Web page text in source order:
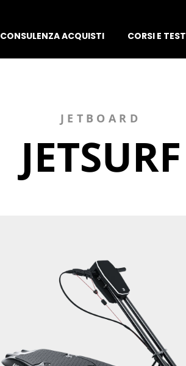
CONSULENZA ACQUISTI CORSI E TEST
JETBOARD
JETSURF